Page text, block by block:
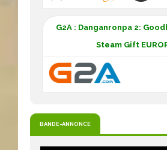
G2A : Danganronpa 2:
Steam Gift
BANDE-ANNONCE